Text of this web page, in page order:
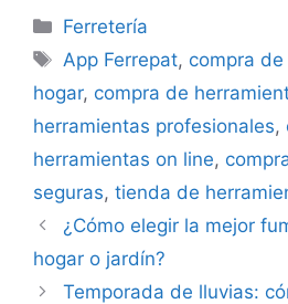
Categorías
Ferretería
Etiquetas
App Ferrepat, compra
hogar, compra de
herramientas profesionales,
herramientas on line,
seguras, tienda de
¿Cómo elegir la mejor
hogar o jardín?
Temporada de lluvias: